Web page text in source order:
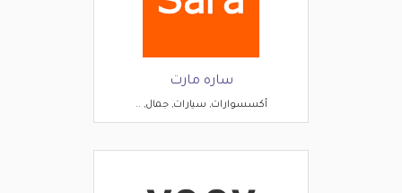
ساره مارت
أكسسوارات, سيارات, جمال, ..